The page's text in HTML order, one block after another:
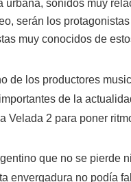
urbana, sonidos muy
serán los
muy conocidos de
de los productores
de la
Velada 2 para poner
que no se pierde
envergadura no podía